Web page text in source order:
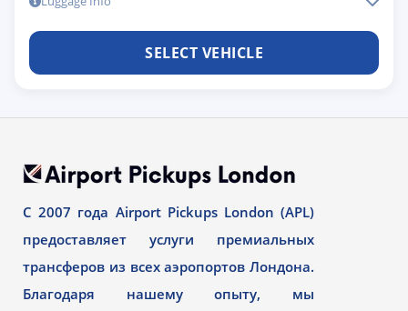
SELECT VEHICLE
С 2007 года Airport Pickups London (APL)
предоставляет услуги премиальных
трансферов из всех аэропортов Лондона.
Благодаря нашему опыту, мы